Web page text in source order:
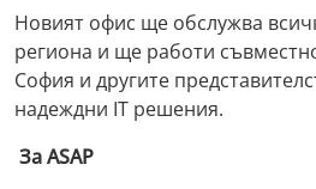
Новият офис ще обслужва
региона и ще работи
София и другите
надеждни IT решения.
За ASAP